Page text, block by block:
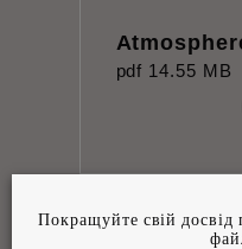
pdf 14.55 MB
Покращуйте свій